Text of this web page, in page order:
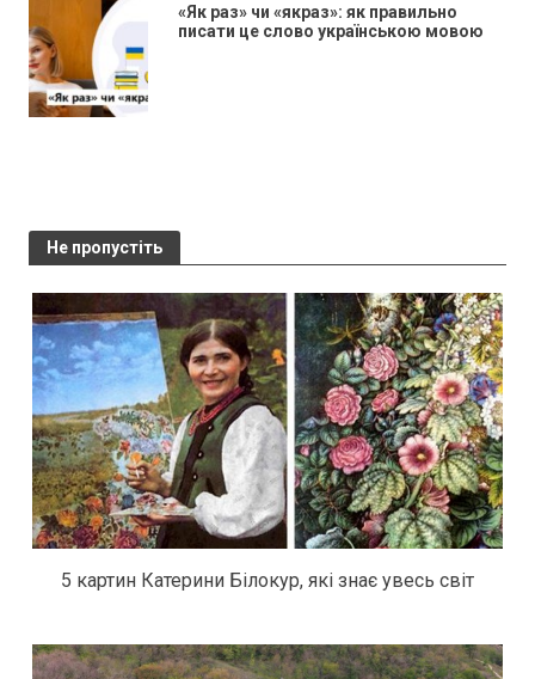
«Як раз» чи «якраз»: як правильно
писати це слово українською мовою
Не пропустіть
5 картин Катерини Білокур, які знає увесь світ